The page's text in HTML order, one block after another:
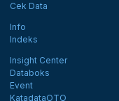
Cek Data
Info
Indeks
Insight Center
Databoks
Event
KatadataOTO